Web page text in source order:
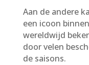
Aan de andere
een icoon
wereldwijd
door velen
de saisons.